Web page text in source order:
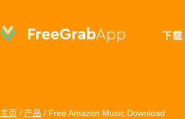
下载
主页 / 产品 / Free Amazon Music Download